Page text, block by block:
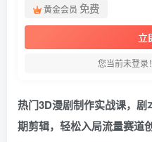
黄金会员 免费
立
您当前未登录
热门3D漫剧制作实战课，
期剪辑，轻松入局流量赛道